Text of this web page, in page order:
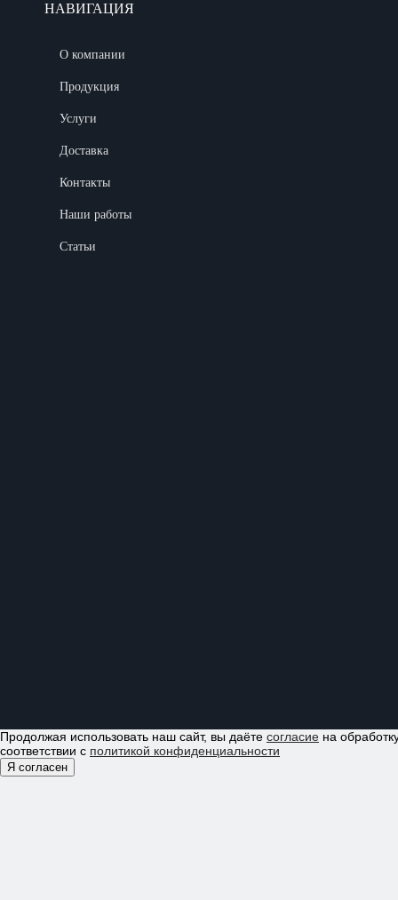
НАВИГАЦИЯ
О компании
Продукция
Услуги
Доставка
Контакты
Наши работы
Статьи
Продолжая использовать наш сайт, вы даёте согласие на
соответствии с политикой конфиденциальности
Я согласен